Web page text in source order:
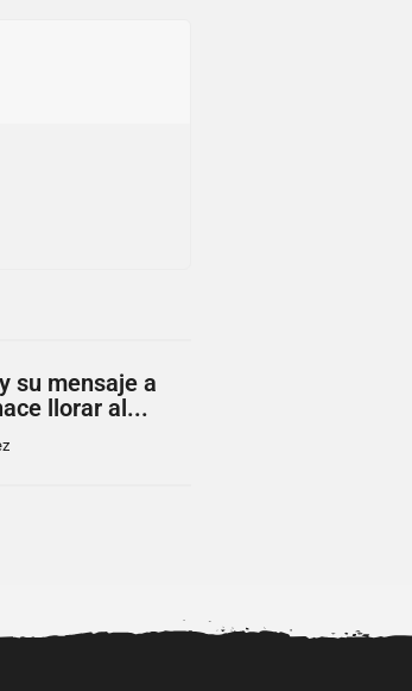
su mensaje a
llorar al...